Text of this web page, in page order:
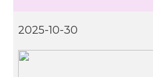
2025-10-30